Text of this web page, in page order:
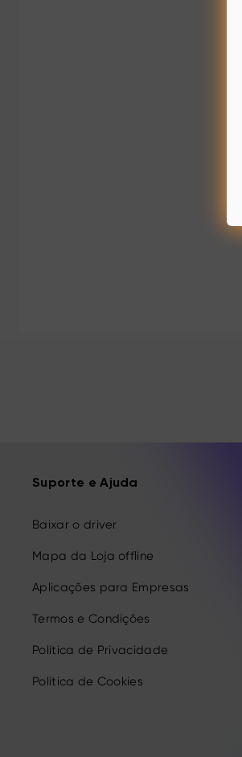
Suporte e Ajuda
Baixar o driver
Mapa da Loja offline
Aplicações para Empresas
Termos e Condições
Política de Privacidade
Política de Cookies